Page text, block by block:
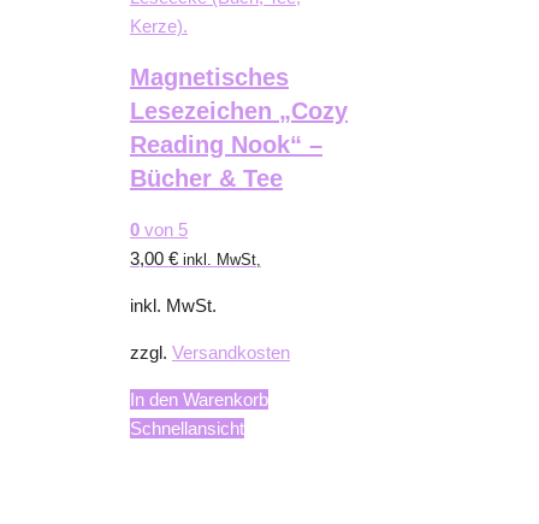
Magnetisches
Lesezeichen „Cozy
Reading Nook“ –
Bücher & Tee
0 von 5
3,00 € inkl. MwSt,
inkl. MwSt.
zzgl. Versandkosten
In den Warenkorb
Schnellansicht